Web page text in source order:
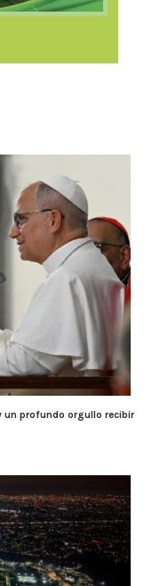
un profundo orgullo recibir